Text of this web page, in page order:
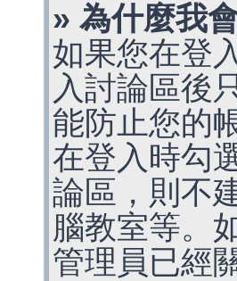
» 為什麼我
如果您在登
入討論區後
能防止您的
在登入時勾
論區，則不
腦教室等。
管理員已經